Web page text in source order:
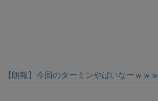
【朗報】今回のターミンやばいなーｗｗｗ